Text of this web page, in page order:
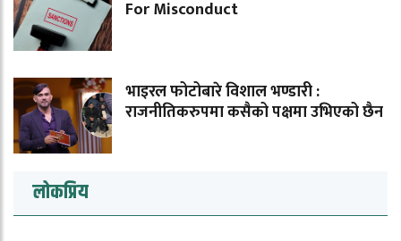
For Misconduct
भाइरल फोटोबारे विशाल भण्डारी :
राजनीतिकरुपमा कसैको पक्षमा उभिएको छैन
लोकप्रिय